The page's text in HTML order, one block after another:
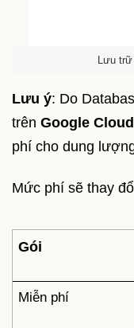
Lưu trữ
Lưu ý: Do
trên Google Cloud
phí cho dung
Mức phí sẽ thay
Gói
Miễn phí